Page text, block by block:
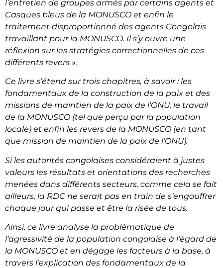
l’entretien de groupes armés par certains agents et
Casques bleus de la MONUSCO et enfin le
traitement disproportionné des agents Congolais
travaillant pour la MONUSCO. Il s’y ouvre une
réflexion sur les stratégies correctionnelles de ces
différents revers ».
Ce livre s’étend sur trois chapitres, à savoir : les
fondamentaux de la construction de la paix et des
missions de maintien de la paix de l’ONU, le travail
de la MONUSCO (tel que perçu par la population
locale) et enfin les revers de la MONUSCO (en tant
que mission de maintien de la paix de l’ONU).
Si les autorités congolaises considéraient à justes
valeurs les résultats et orientations des recherches
menées dans différents secteurs, comme cela se fait
ailleurs, la RDC ne serait pas en train de s’engouffrer
chaque jour qui passe et être la risée de tous.
Ainsi, ce livre analyse la problématique de
l’agressivité de la population congolaise à l’égard de
la MONUSCO et en dégage les facteurs à la base, à
travers l’explication des fondamentaux de la